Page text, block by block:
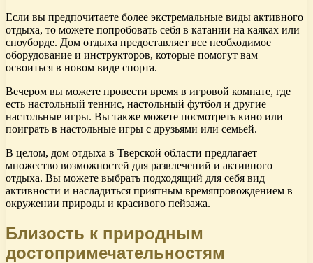
Если вы предпочитаете более экстремальные виды активного
отдыха, то можете попробовать себя в катании на каяках или
сноуборде. Дом отдыха предоставляет все необходимое
оборудование и инструкторов, которые помогут вам
освоиться в новом виде спорта.
Вечером вы можете провести время в игровой комнате, где
есть настольный теннис, настольный футбол и другие
настольные игры. Вы также можете посмотреть кино или
поиграть в настольные игры с друзьями или семьей.
В целом, дом отдыха в Тверской области предлагает
множество возможностей для развлечений и активного
отдыха. Вы можете выбрать подходящий для себя вид
активности и насладиться приятным времяпровождением в
окружении природы и красивого пейзажа.
Близость к природным
достопримечательностям